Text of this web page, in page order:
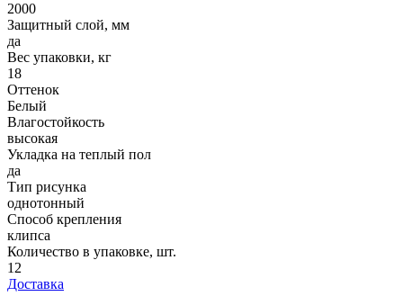
2000
Защитный слой, мм
да
Вес упаковки, кг
18
Оттенок
Белый
Влагостойкость
высокая
Укладка на теплый пол
да
Тип рисунка
однотонный
Способ крепления
клипса
Количество в упаковке, шт.
12
Доставка